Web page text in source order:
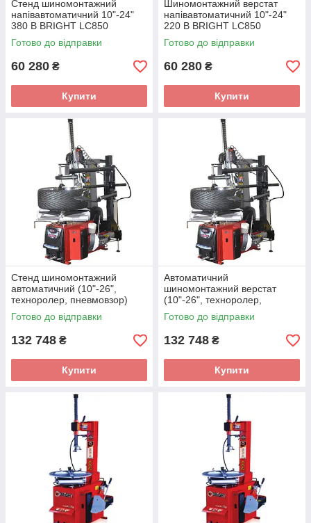
Cтенд шиномонтажний
напівавтоматичний 10"-24"
380 В BRIGHT LC850
Готово до відправки
60 280 ₴
Купити
Шиномонтажний верстат
напівавтоматичний 10"-24"
220 В BRIGHT LC850
Готово до відправки
60 280 ₴
Купити
Стенд шиномонтажний
автоматичний (10"-26",
техноролер, пневмовзор)
BRIGHT GT887N-AL390 380V
Готово до відправки
132 748 ₴
Купити
Автоматичний
шиномонтажний верстат
(10"-26", техноролер,
пневмовзор) BRIGHT
GT887N-AL390 220V
Готово до відправки
132 748 ₴
Купити